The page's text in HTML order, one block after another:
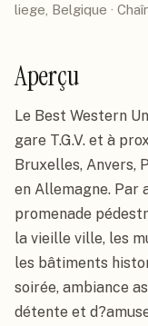
liege, Belgique ·
Aperçu
Le Best Western
gare T.G.V. et à
Bruxelles, Anvers,
en Allemagne. Par
promenade
la vieille ville, les
les bâtiments
soirée, ambiance
détente et